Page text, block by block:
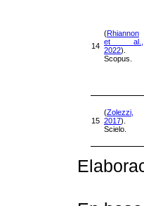
14
(Rhiannon
et al.,
2022).
Scopus.
15
(Zolezzi,
2017).
Scielo.